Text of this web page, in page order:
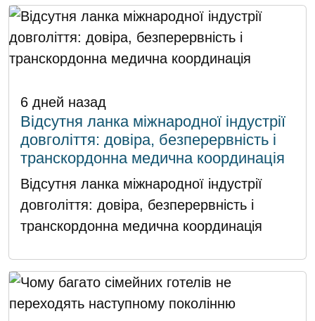
6 дней назад
Відсутня ланка міжнародної індустрії
довголіття: довіра, безперервність і
транскордонна медична координація
Відсутня ланка міжнародної індустрії
довголіття: довіра, безперервність і
транскордонна медична координація